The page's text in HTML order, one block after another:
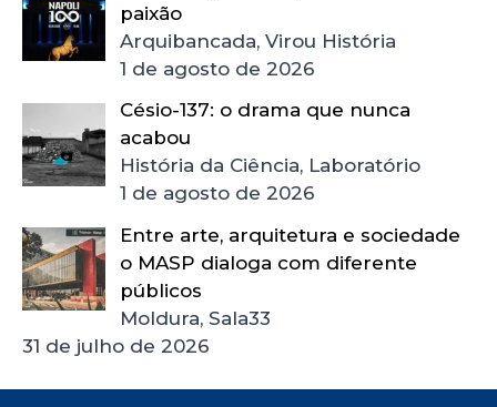
paixão
Arquibancada, Virou História
1 de agosto de 2026
Césio-137: o drama que nunca
acabou
História da Ciência, Laboratório
1 de agosto de 2026
Entre arte, arquitetura e sociedade
o MASP dialoga com diferente
públicos
Moldura, Sala33
31 de julho de 2026